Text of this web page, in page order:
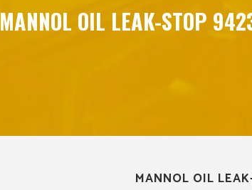
MANNOL OIL LEAK-STOP
MANNOL OIL